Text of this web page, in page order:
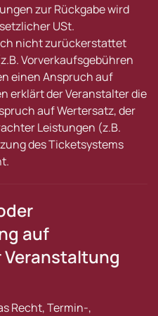
zur Rückgabe wird
USt.
nicht zurückerstattet
Vorverkaufsgebühren
einen Anspruch auf
erklärt der Veranstalter die
auf Wertersatz, der
Leistungen (z.B.
des Ticketsystems
auf
Veranstaltung
Recht, Termin-,